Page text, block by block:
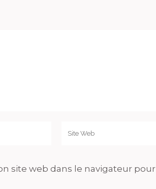
site web dans le navigateur pour